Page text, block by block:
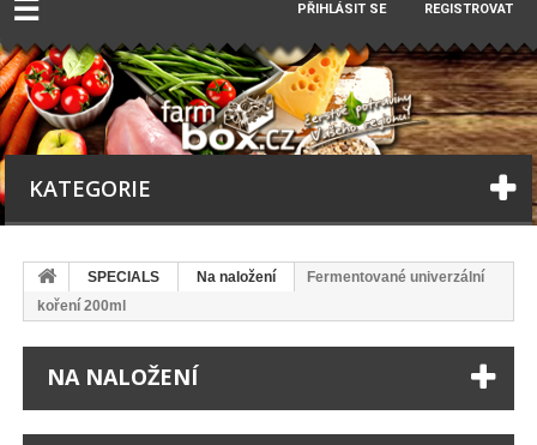
☰ PŘIHLÁSIT SE REGISTROVAT
KATEGORIE
SPECIALS Na naložení
Fermentované univerzální
koření 200ml
NA NALOŽENÍ